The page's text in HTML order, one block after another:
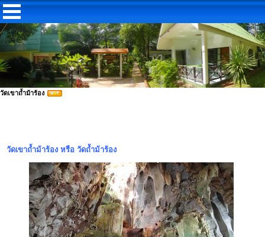
วัดเขาถ้ำม้าร้อง
วัดเขาถ้ำม้าร้อง หรือ วัดถ้ำม้าร้อง